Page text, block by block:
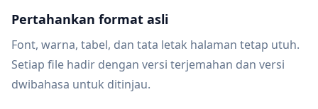
Pertahankan format asli
Font, warna, tabel, dan tata letak halaman tetap utuh.
Setiap file hadir dengan versi terjemahan dan versi
dwibahasa untuk ditinjau.